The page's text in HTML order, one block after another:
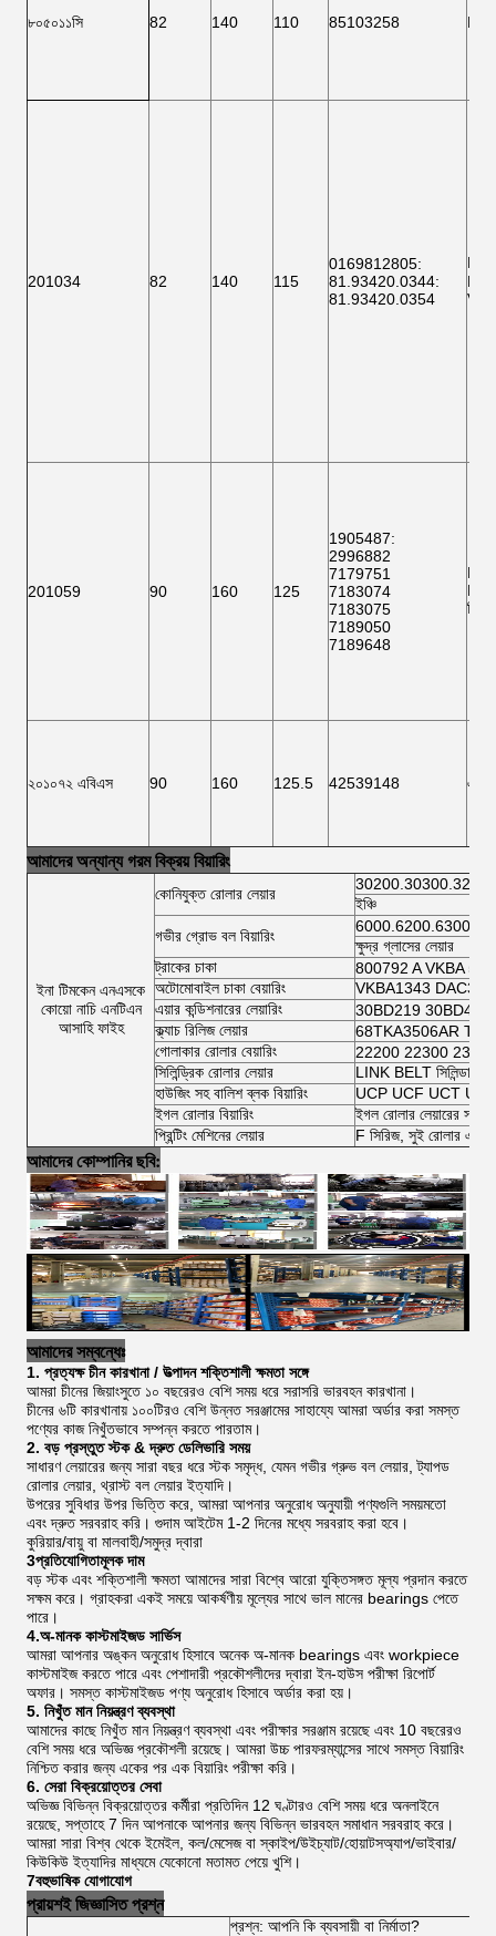
৮০৫০১১সি 82 140 110 85103258 F
201034 82 140 115
0169812805:
81.93420.0344:
81.93420.0354
F
201059 90 160 125
1905487:
2996882
7179751
7183074
7183075
7189050
7189648
২০১০৭২ এবিএস 90 160 125.5 42539148 এফ
আমাদের অন্যান্য গরম বিক্রয় বিয়ারিং
ইনা টিমকেন এনএসকে
কোয়ো নাচি এনটিএন
আসাহি ফাইহ
কোনিযুক্ত রোলার লেয়ার
ইঞ্চি
গভীর গ্রোভ বল বিয়ারিং
ক্ষুদ্র গ্লাসের লেয়ার
ট্রাকের চাকা
800792 A VKBA
অটোমোবাইল চাকা বেয়ারিং
VKBA1343
এয়ার কন্ডিশনারের লেয়ারিং
30BD219 30BD40
ক্ল্যাচ রিলিজ লেয়ার
68TKA3506AR
গোলাকার রোলার বেয়ারিং
22200 22300
সিলিন্ড্রিক রোলার লেয়ার
LINK BELT সিলিন্ডারিক
হাউজিং সহ বালিশ ব্লক বিয়ারিং
UCP UCF UCT
ইগল রোলার বিয়ারিং
ইগল রোলার লেয়ারের
প্রিন্টিং মেশিনের লেয়ার
F সিরিজ, সুই রোলার এবং
আমাদের কোম্পানির ছবি:
আমাদের সম্বন্ধেঃ
1. প্রত্যক্ষ চীন কারখানা / উত্পাদন শক্তিশালী ক্ষমতা সঙ্গে
আমরা চীনের জিয়াংসুতে ১০ বছরেরও বেশি সময় ধরে সরাসরি ভারবহন কারখানা।
চীনের ৬টি কারখানায় ১০০টিরও বেশি উন্নত সরঞ্জামের সাহায্যে আমরা অর্ডার করা সমস্ত
পণ্যের কাজ নিখুঁতভাবে সম্পন্ন করতে পারতাম।
2. বড় প্রস্তুত স্টক & দ্রুত ডেলিভারি সময়
সাধারণ লেয়ারের জন্য সারা বছর ধরে স্টক সমৃদ্ধ, যেমন গভীর গ্রুভ বল লেয়ার, ট্যাপড
রোলার লেয়ার, থ্রাস্ট বল লেয়ার ইত্যাদি।
উপরের সুবিধার উপর ভিত্তি করে, আমরা আপনার অনুরোধ অনুযায়ী পণ্যগুলি সময়মতো
এবং দ্রুত সরবরাহ করি। গুদাম আইটেম 1-2 দিনের মধ্যে সরবরাহ করা হবে।
কুরিয়ার/বায়ু বা মালবাহী/সমুদ্র দ্বারা
3প্রতিযোগিতামূলক দাম
বড় স্টক এবং শক্তিশালী ক্ষমতা আমাদের সারা বিশ্বে আরো যুক্তিসঙ্গত মূল্য প্রদান করতে
সক্ষম করে। গ্রাহকরা একই সময়ে আকর্ষণীয় মূল্যের সাথে ভাল মানের bearings পেতে
পারে।
4.অ-মানক কাস্টমাইজড সার্ভিস
আমরা আপনার অঙ্কন অনুরোধ হিসাবে অনেক অ-মানক bearings এবং workpiece
কাস্টমাইজ করতে পারে এবং পেশাদারী প্রকৌশলীদের দ্বারা ইন-হাউস পরীক্ষা রিপোর্ট
অফার। সমস্ত কাস্টমাইজড পণ্য অনুরোধ হিসাবে অর্ডার করা হয়।
5. নিখুঁত মান নিয়ন্ত্রণ ব্যবস্থা
আমাদের কাছে নিখুঁত মান নিয়ন্ত্রণ ব্যবস্থা এবং পরীক্ষার সরঞ্জাম রয়েছে এবং 10 বছরেরও
বেশি সময় ধরে অভিজ্ঞ প্রকৌশলী রয়েছে। আমরা উচ্চ পারফরম্যান্সের সাথে সমস্ত বিয়ারিং
নিশ্চিত করার জন্য একের পর এক বিয়ারিং পরীক্ষা করি।
6. সেরা বিক্রয়োত্তর সেবা
অভিজ্ঞ বিভিন্ন বিক্রয়োত্তর কর্মীরা প্রতিদিন 12 ঘণ্টারও বেশি সময় ধরে অনলাইনে
রয়েছে, সপ্তাহে 7 দিন আপনাকে আপনার জন্য বিভিন্ন ভারবহন সমাধান সরবরাহ করে।
আমরা সারা বিশ্ব থেকে ইমেইল, কল/মেসেজ বা স্কাইপ/উইচ্যাট/হোয়াটসঅ্যাপ/ভাইবার/
কিউকিউ ইত্যাদির মাধ্যমে যেকোনো মতামত পেয়ে খুশি।
7বহুভাষিক যোগাযোগ
প্রায়শই জিজ্ঞাসিত প্রশ্ন
প্রশ্ন: আপনি কি ব্যবসায়ী বা নির্মাতা?